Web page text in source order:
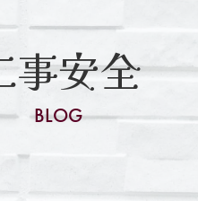
事安全
BLOG